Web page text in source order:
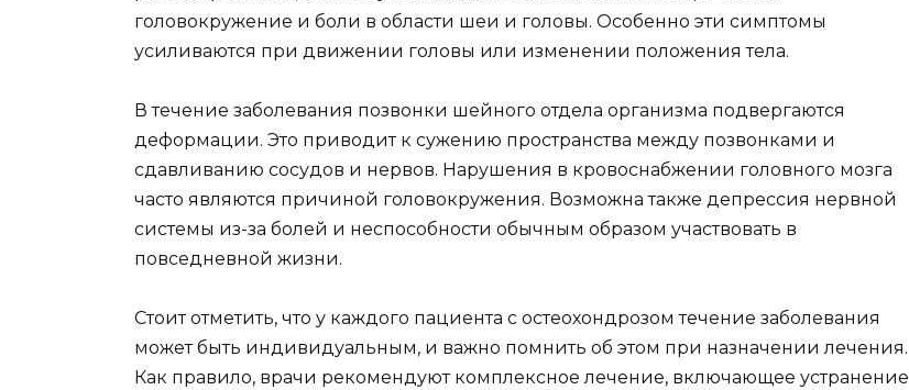
головокружение и боли в области шеи и головы. Особенно эти симптомы
усиливаются при движении головы или изменении положения тела.
В течение заболевания позвонки шейного отдела организма подвергаются
деформации. Это приводит к сужению пространства между позвонками и
сдавливанию сосудов и нервов. Нарушения в кровоснабжении головного мозга
часто являются причиной головокружения. Возможна также депрессия нервной
системы из-за болей и неспособности обычным образом участвовать в
повседневной жизни.
Стоит отметить, что у каждого пациента с остеохондрозом течение заболевания
может быть индивидуальным, и важно помнить об этом при назначении лечения.
Как правило, врачи рекомендуют комплексное лечение, включающее устранение